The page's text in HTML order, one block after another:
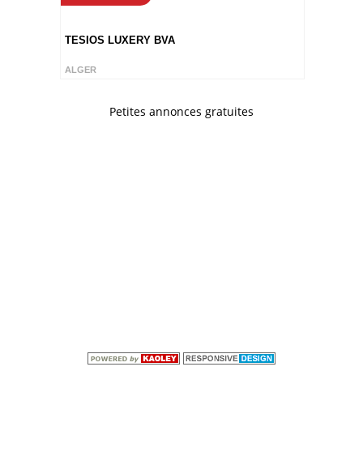
TESIOS LUXERY BVA
ALGER
Petites annonces gratuites